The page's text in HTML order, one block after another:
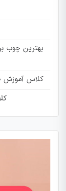
بهترین چوب
کلاس آموزش